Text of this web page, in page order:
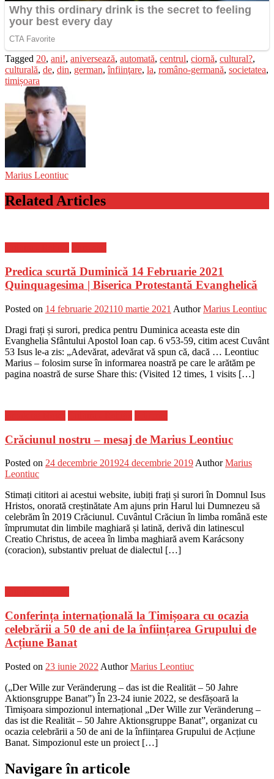
Tagged 20, ani!, aniversează, automată, centrul, ciornă, cultural?,
culturală, de, din, german,înfiinţare, la, româno-germană, societatea,
timișoara
Marius Leontiuc
Related Articles
Predica scurtă Duminică 14 Februarie 2021
Quinquagesima | Biserica Protestantă Evanghelică
Posted on 14 februarie 202110 martie 2021 Author Marius Leontiuc
Dragi frați și surori, predica pentru Duminica aceasta este din
Evanghelia Sfântului Apostol Ioan cap. 6 v53-59, citim acest Cuvânt
53 Isus le-a zis: „Adevărat, adevărat vă spun că, dacă … Leontiuc
Marius – folosim surse în informarea noastră pe care le arătăm pe
pagina noastră de surse Share this: (Visited 12 times, 1 visits […]
Crăciunul nostru – mesaj de Marius Leontiuc
Posted on 24 decembrie 201924 decembrie 2019 Author Marius
Leontiuc
Stimați cititori ai acestui website, iubiți frați și surori în Domnul Isus
Hristos, onorată creștinătate Am ajuns prin Harul lui Dumnezeu să
celebrăm în 2019 Crăciunul. Cuvântul Crăciun în limba română este
împrumutat din limbile maghiară și latină, derivă din latinescul
Creatio Christus, de aceea în limba maghiară avem Karácsony
(coracion), substantiv preluat de dialectul […]
Conferința internațională la Timișoara cu ocazia
celebrării a 50 de ani de la înființarea Grupului de
Acțiune Banat
Posted on 23 iunie 2022 Author Marius Leontiuc
(„Der Wille zur Veränderung – das ist die Realität – 50 Jahre
Aktionsgruppe Banat”) În 23-24 iunie 2022, se desfășoară la
Timișoara simpozionul internațional „Der Wille zur Veränderung –
das ist die Realität – 50 Jahre Aktionsgruppe Banat”, organizat cu
ocazia celebrării a 50 de ani de la înființarea Grupului de Acțiune
Banat. Simpozionul este un proiect […]
Navigare în articole